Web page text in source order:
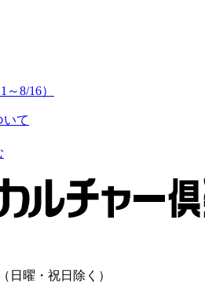
8/16）
いて
日曜・祝日除く）